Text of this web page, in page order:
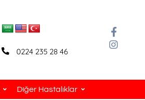
0224 235 28 46
Diğer Hastalıklar